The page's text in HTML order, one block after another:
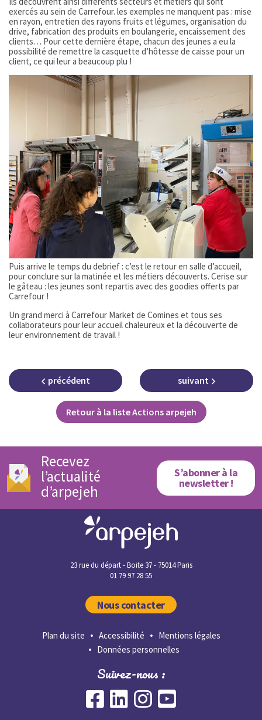
exercés au sein de Carrefour. les exemples ne manquent pas : mise
en rayon, entretien des rayons fruits et légumes, organisation du
drive, fabrication des produits en boulangerie, encaissement des
clients… Pour cette dernière étape, chacun des jeunes a eu la
possibilité de remettre la casquette d’hôtesse de caisse pour un
client, ce qui leur a beaucoup plu !
Puis arrive le temps du debrief : c’est le retour en salle d’accueil,
pour conclure sur la matinée et les métiers découverts. Cerise sur
le gâteau : les jeunes sont repartis avec des goodies offerts par
Carrefour !
Un grand merci à Carrefour Market de Comines et tous ses
collaborateurs pour leur accueil chaleureux et la découverte de
leur environnement de travail !
précédent
Retour à la liste Actions arpejeh
suivant
Recevez
l’actualité
d’arpejeh
S’abonner à la
newsletter !
23 rue du départ - Boite 37 - 75014 Paris
01 79 97 28 55
Nous contacter
Plan du site Accessibilité
Mentions légales
Données personnelles
Suivez-nous :